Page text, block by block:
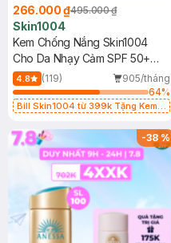
266.000 ₫495.000 ₫
Skin1004
Kem Chống Nắng Skin1004
Cho Da Nhạy Cảm SPF 50+
50ml
4.8 (119)
905/tháng
64%
Bill Skin1004 từ 399k Tặng Kem
SPF 50+ 20ml (SL Có Hạn)
-38%